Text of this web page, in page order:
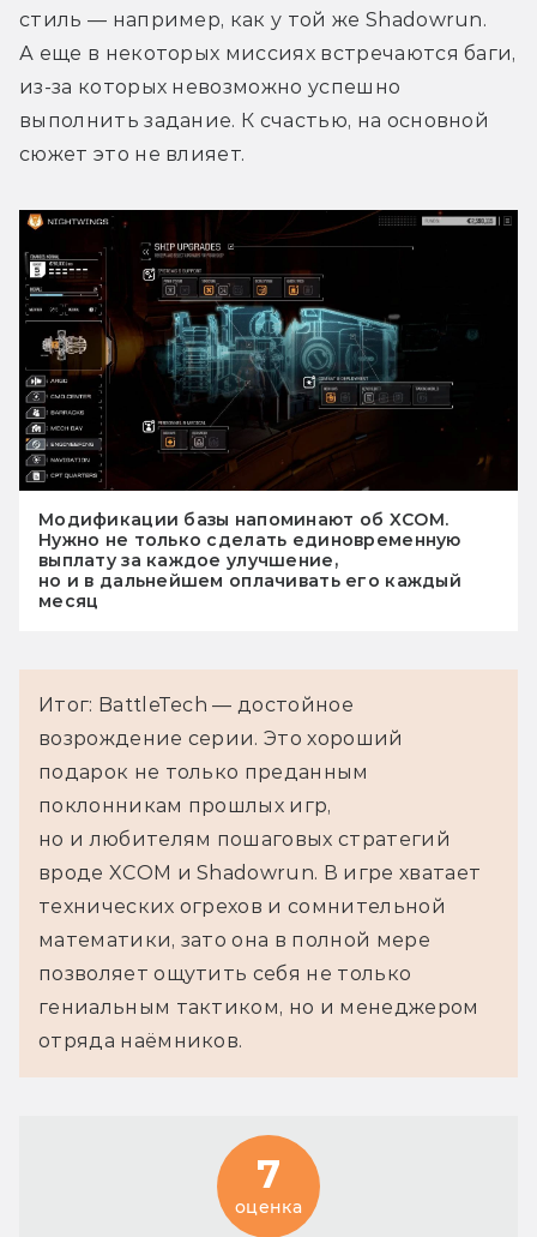
стиль — например, как у той же Shadowrun.
А еще в некоторых миссиях встречаются баги,
из-за которых невозможно успешно
выполнить задание. К счастью, на основной
сюжет это не влияет.
Модификации базы напоминают об XCOM.
Нужно не только сделать единовременную
выплату за каждое улучшение,
но и в дальнейшем оплачивать его каждый
месяц
Итог: BattleTech — достойное
возрождение серии. Это хороший
подарок не только преданным
поклонникам прошлых игр,
но и любителям пошаговых стратегий
вроде XCOM и Shadowrun. В игре хватает
технических огрехов и сомнительной
математики, зато она в полной мере
позволяет ощутить себя не только
гениальным тактиком, но и менеджером
отряда наёмников.
7
оценка